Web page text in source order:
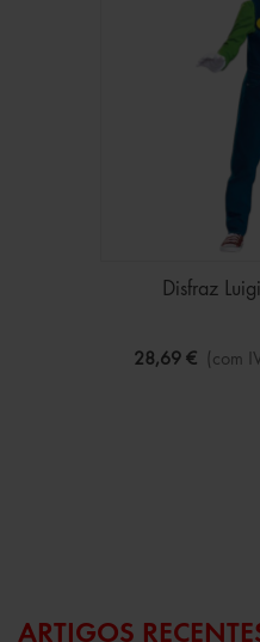
Disfraz
28,69 € (com
ARTIGOS